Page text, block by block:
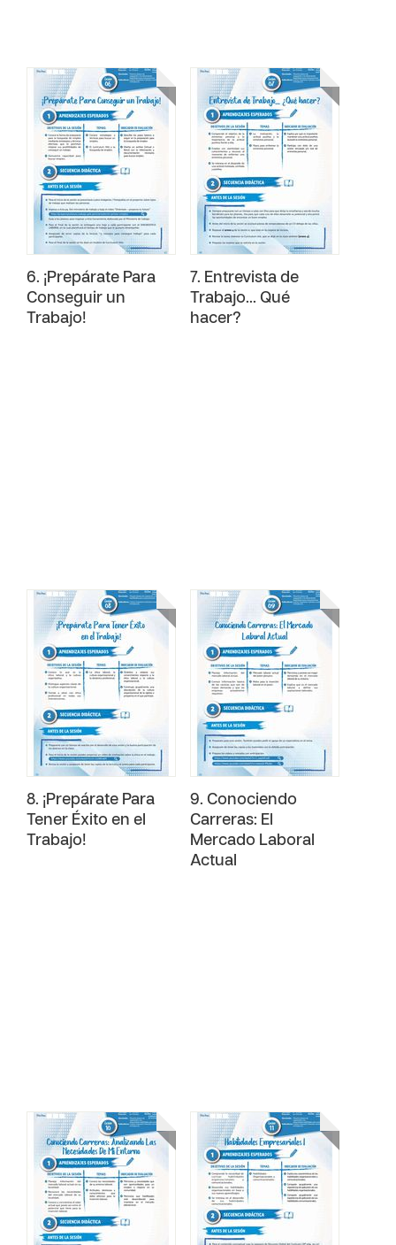
6. ¡Prepárate Para
Conseguir un
Trabajo!
7. Entrevista de
Trabajo... Qué
hacer?
8. ¡Prepárate Para
Tener Éxito en el
Trabajo!
9. Conociendo
Carreras: El
Mercado Laboral
Actual